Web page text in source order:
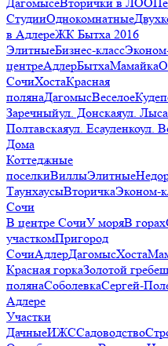
ДагомысеВторички в ЛОО
СтудииОднокомнатные
в АдлереЖК Бытха 2016
ЭлитныеБизнес-класс
центреАдлерБытхаМамайка
СочиХостаКрасная
полянаДагомысВеселое
Заречныйул. Донскаяул.
Полтавскаяул. Есауленкоул.
Дома
Коттеджные
поселкиВиллыЭлитные
ТаунхаусыВторичкаЭконом-
Сочи
В центре СочиУ моряВ горах
участкомПригород
СочиАдлерДагомысХоста
Красная горкаЗолотой
полянаСоболевкаСергей-
Адлере
Участки
ДачныеИЖССадоводство